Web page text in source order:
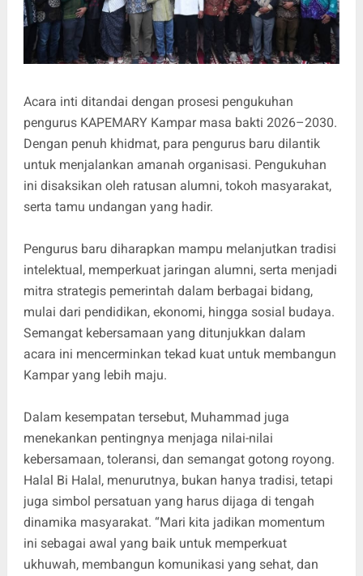
Acara inti ditandai dengan prosesi pengukuhan
pengurus KAPEMARY Kampar masa bakti 2026–2030.
Dengan penuh khidmat, para pengurus baru dilantik
untuk menjalankan amanah organisasi. Pengukuhan
ini disaksikan oleh ratusan alumni, tokoh masyarakat,
serta tamu undangan yang hadir.
Pengurus baru diharapkan mampu melanjutkan tradisi
intelektual, memperkuat jaringan alumni, serta menjadi
mitra strategis pemerintah dalam berbagai bidang,
mulai dari pendidikan, ekonomi, hingga sosial budaya.
Semangat kebersamaan yang ditunjukkan dalam
acara ini mencerminkan tekad kuat untuk membangun
Kampar yang lebih maju.
Dalam kesempatan tersebut, Muhammad juga
menekankan pentingnya menjaga nilai-nilai
kebersamaan, toleransi, dan semangat gotong royong.
Halal Bi Halal, menurutnya, bukan hanya tradisi, tetapi
juga simbol persatuan yang harus dijaga di tengah
dinamika masyarakat. “Mari kita jadikan momentum
ini sebagai awal yang baik untuk memperkuat
ukhuwah, membangun komunikasi yang sehat, dan